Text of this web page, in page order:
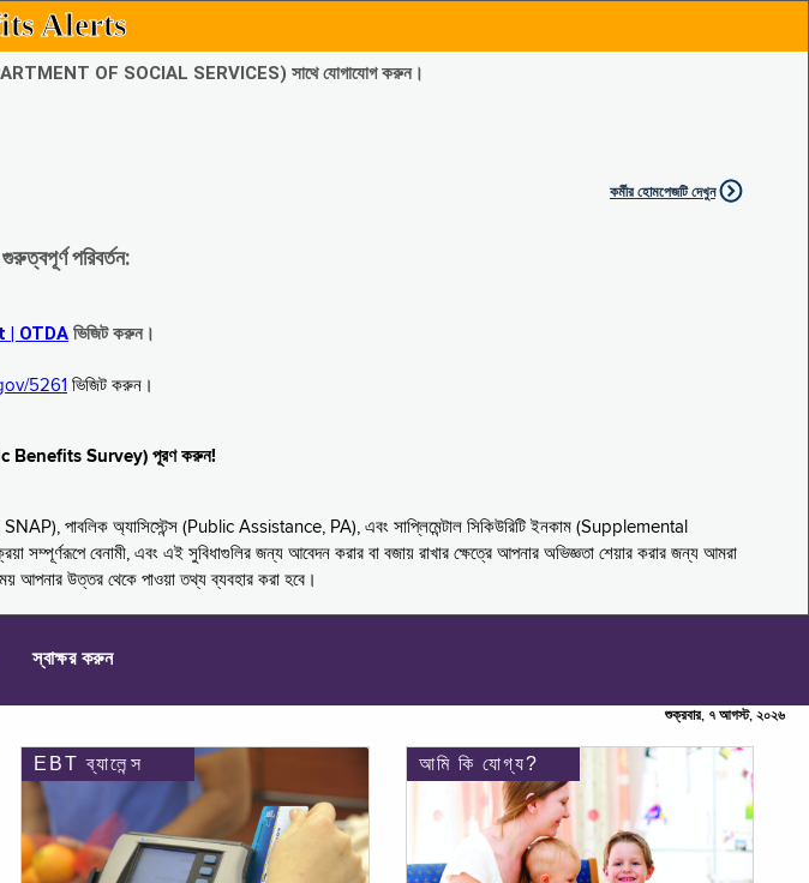
Alerts
(DEPARTMENT OF SOCIAL SERVICES) সাথে যোগাযোগ করুন।
কর্মীর হোমপেজটি দেখুন
পরিবর্তন:
| OTDA ভিজিট করুন।
5261 ভিজিট করুন।
Benefits Survey) পূরণ করুন!
পাবলিক অ্যাসিস্টেন্স (Public Assistance, PA), এবং সাপ্লিমেন্টাল সিকিউরিটি ইনকাম (Supplemental
বেনামী, এবং এই সুবিধাগুলির জন্য আবেদন করার বা বজায় রাখার ক্ষেত্রে আপনার অভিজ্ঞতা শেয়ার করার জন্য আমরা
আপনার উত্তর থেকে পাওয়া তথ্য ব্যবহার করা হবে।
স্বাক্ষর করুন
শুক্রবার, ৭ আগস্ট, ২০২৬
EBT ব্যালেন্স আমি কি যোগ্য?